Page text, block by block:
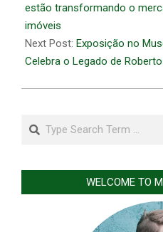
21
estão transformando o
imóveis
Next Post: Exposição no
Celebra o Legado de
Search
WELCOME TO